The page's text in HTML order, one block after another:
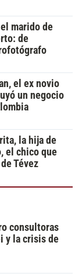
marido de
de
el ex novio
un negocio
la hija de
el chico que
Tévez
consultoras
y la crisis de